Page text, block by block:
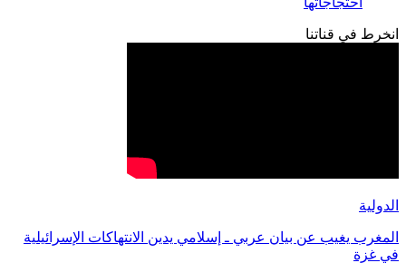
انخرط في قناتنا
الدولية
المغرب يغيب عن بيان عربي ـ إسلامي يدين الانتهاكات الإسرائيلية
في غزة